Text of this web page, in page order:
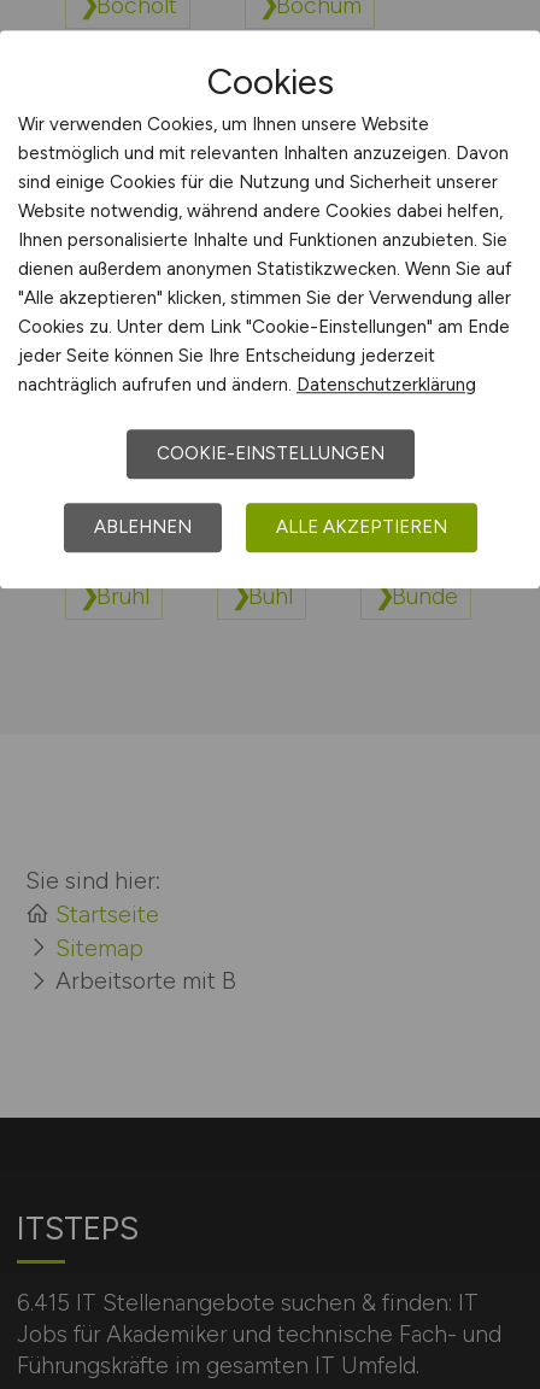
Borken
Borna
Bornheim (Rheinland)
Bottrop Braunschweig
Bremen Bremerhaven
Bretten Bruchsal
Brühl Bühl Bünde
Sie sind hier:
Startseite
Sitemap
Arbeitsorte mit B
ITSTEPS
6.415 IT Stellenangebote suchen & finden: IT
Jobs für Akademiker und technische Fach- und
Führungskräfte im gesamten IT Umfeld.
Cookies
Wir verwenden Cookies, um Ihnen unsere Website
bestmöglich und mit relevanten Inhalten anzuzeigen. Davon
sind einige Cookies für die Nutzung und Sicherheit unserer
Website notwendig, während andere Cookies dabei helfen,
Ihnen personalisierte Inhalte und Funktionen anzubieten. Sie
dienen außerdem anonymen Statistikzwecken. Wenn Sie auf
"Alle akzeptieren" klicken, stimmen Sie der Verwendung aller
Cookies zu. Unter dem Link "Cookie-Einstellungen" am Ende
jeder Seite können Sie Ihre Entscheidung jederzeit
nachträglich aufrufen und ändern. Datenschutzerklärung
COOKIE-EINSTELLUNGEN
ABLEHNEN ALLE AKZEPTIEREN